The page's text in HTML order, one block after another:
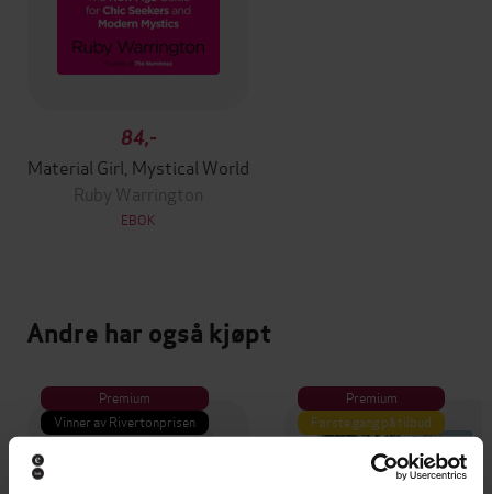
84,-
Material Girl, Mystical World
Ruby Warrington
EBOK
Andre har også kjøpt
Premium
Vinner av Rivertonprisen
Premium
Første gang på tilbud